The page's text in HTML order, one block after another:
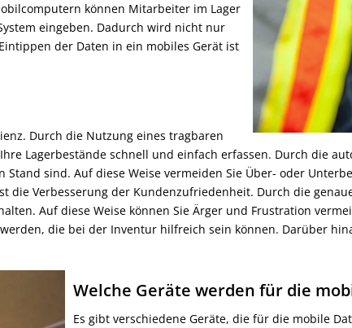
können Mitarbeiter im Lager
eingeben. Dadurch wird nicht nur
der Daten in ein mobiles Gerät ist
Durch die Nutzung eines tragbaren
Lagerbestände schnell und einfach erfassen. Durch die
sind. Auf diese Weise vermeiden Sie Über- oder
Verbesserung der Kundenzufriedenheit. Durch die
Auf diese Weise können Sie Ärger und Frustration
die bei der Inventur hilfreich sein können. Darüber
Welche Geräte werden für die
Es gibt verschiedene Geräte, die für die mobile